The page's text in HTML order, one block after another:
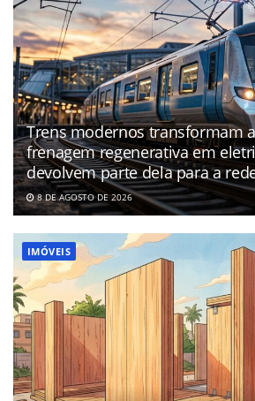
Trens modernos transformam
frenagem regenerativa em
devolvem parte dela para a
8 DE AGOSTO DE 2026
IMÓVEIS